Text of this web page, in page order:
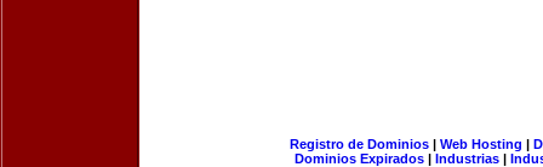
Registro de Dominios| Web Hosting |
Dominios Expirados | Industrias |